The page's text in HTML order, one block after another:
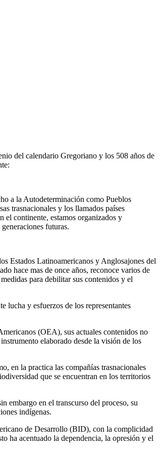
del calendario Gregoriano y los 508 años de
a la Autodeterminación como Pueblos
trasnacionales y los llamados países
el continente, estamos organizados y
futuras.
Estados Latinoamericanos y Anglosajones del
hace mas de once años, reconoce varios de
para debilitar sus contenidos y el
lucha y esfuerzos de los representantes
(OEA), sus actuales contenidos no
elaborado desde la visión de los
en la practica las compañías trasnacionales
que se encuentran en los territorios
embargo en el transcurso del proceso, su
indígenas.
de Desarrollo (BID), con la complicidad
ha acentuado la dependencia, la opresión y el